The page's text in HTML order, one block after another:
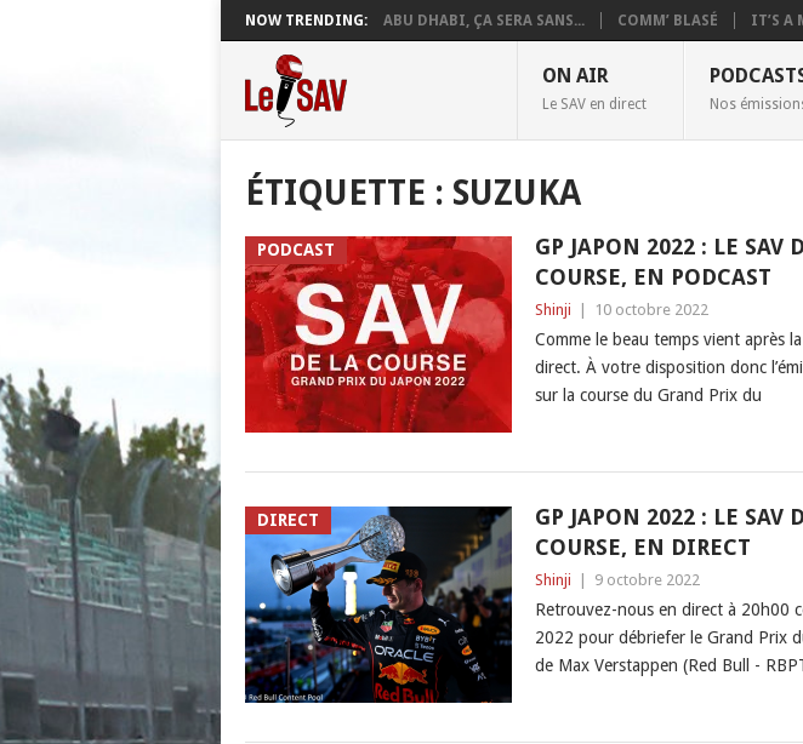
NOW TRENDING: ABU DHABI, ÇA SERA SANS... COMM’ BLASÉ IT’S A
ON AIR
Le SAV en direct Nos
ÉTIQUETTE : SUZUKA
PODCAST
GP JAPON 2022 : LE SAV
COURSE, EN PODCAST
Shinji 10 octobre 2022
Comme le beau temps vient après
direct. À votre disposition donc
sur la course du Grand Prix du
DIRECT
GP JAPON 2022 : LE SAV
COURSE, EN DIRECT
Shinji 9 octobre 2022
Retrouvez-nous en direct à 20h00
2022 pour débriefer le Grand Prix
de Max Verstappen (Red Bull -